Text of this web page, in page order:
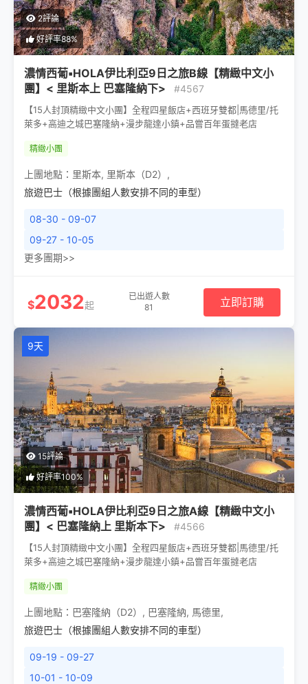
2評論
好評率88%
濃情西葡▪HOLA伊比利亞9日之旅B線【精緻中文小
團】< 里斯本上 巴塞隆納下>
#4567
【15人封頂精緻中文小團】全程四星飯店+西班牙雙都|馬德里/托
萊多+高迪之城巴塞隆納+漫步龍達小鎮+品嘗百年蛋撻老店
精緻小團
上團地點： 里斯本, 里斯本（D2） ,
旅遊巴士（根據團組人數安排不同的車型）
08-30 - 09-07
09-27 - 10-05
更多團期>>
$2032起
已出遊人數
81
立即訂購
9天
15評論
好評率100%
濃情西葡▪HOLA伊比利亞9日之旅A線【精緻中文小
團】< 巴塞隆納上 里斯本下>
#4566
【15人封頂精緻中文小團】全程四星飯店+西班牙雙都|馬德里/托
萊多+高迪之城巴塞隆納+漫步龍達小鎮+品嘗百年蛋撻老店
精緻小團
上團地點： 巴塞隆納（D2） , 巴塞隆納, 馬德里,
旅遊巴士（根據團組人數安排不同的車型）
09-19 - 09-27
10-01 - 10-09